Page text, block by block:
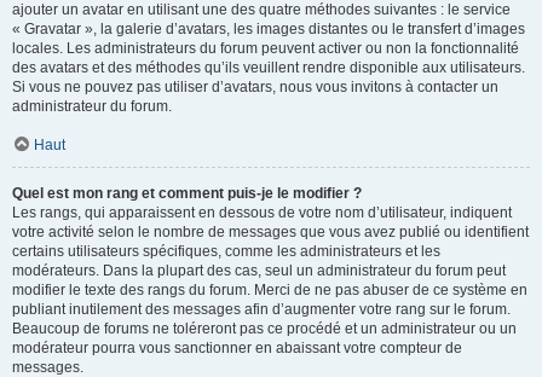
ajouter un avatar en utilisant une des quatre méthodes suivantes : le service
« Gravatar », la galerie d’avatars, les images distantes ou le transfert d’images
locales. Les administrateurs du forum peuvent activer ou non la fonctionnalité
des avatars et des méthodes qu’ils veuillent rendre disponible aux utilisateurs.
Si vous ne pouvez pas utiliser d’avatars, nous vous invitons à contacter un
administrateur du forum.
Haut
Quel est mon rang et comment puis-je le modifier ?
Les rangs, qui apparaissent en dessous de votre nom d’utilisateur, indiquent
votre activité selon le nombre de messages que vous avez publié ou identifient
certains utilisateurs spécifiques, comme les administrateurs et les
modérateurs. Dans la plupart des cas, seul un administrateur du forum peut
modifier le texte des rangs du forum. Merci de ne pas abuser de ce système en
publiant inutilement des messages afin d’augmenter votre rang sur le forum.
Beaucoup de forums ne toléreront pas ce procédé et un administrateur ou un
modérateur pourra vous sanctionner en abaissant votre compteur de
messages.